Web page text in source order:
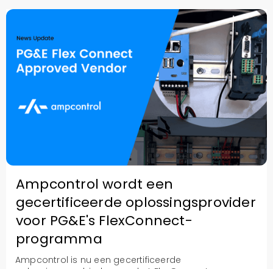
Ampcontrol wordt een
gecertificeerde oplossingsprovider
voor PG&E's FlexConnect-
programma
Ampcontrol is nu een gecertificeerde